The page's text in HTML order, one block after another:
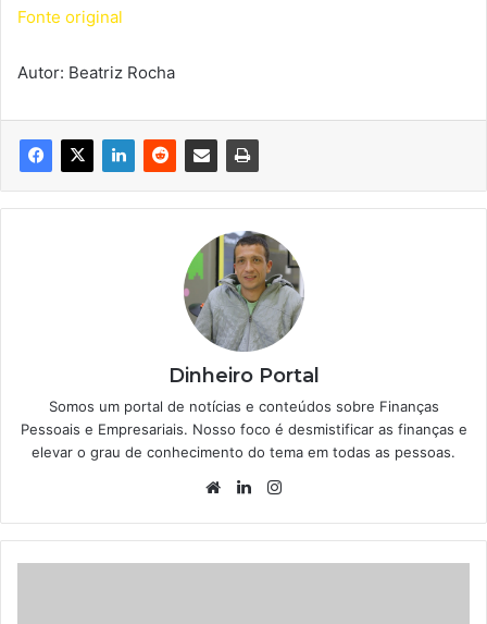
Fonte original
Autor: Beatriz Rocha
Dinheiro Portal
Somos um portal de notícias e conteúdos sobre Finanças
Pessoais e Empresariais. Nosso foco é desmistificar as finanças e
elevar o grau de conhecimento do tema em todas as pessoas.
WebsiteLinkedin